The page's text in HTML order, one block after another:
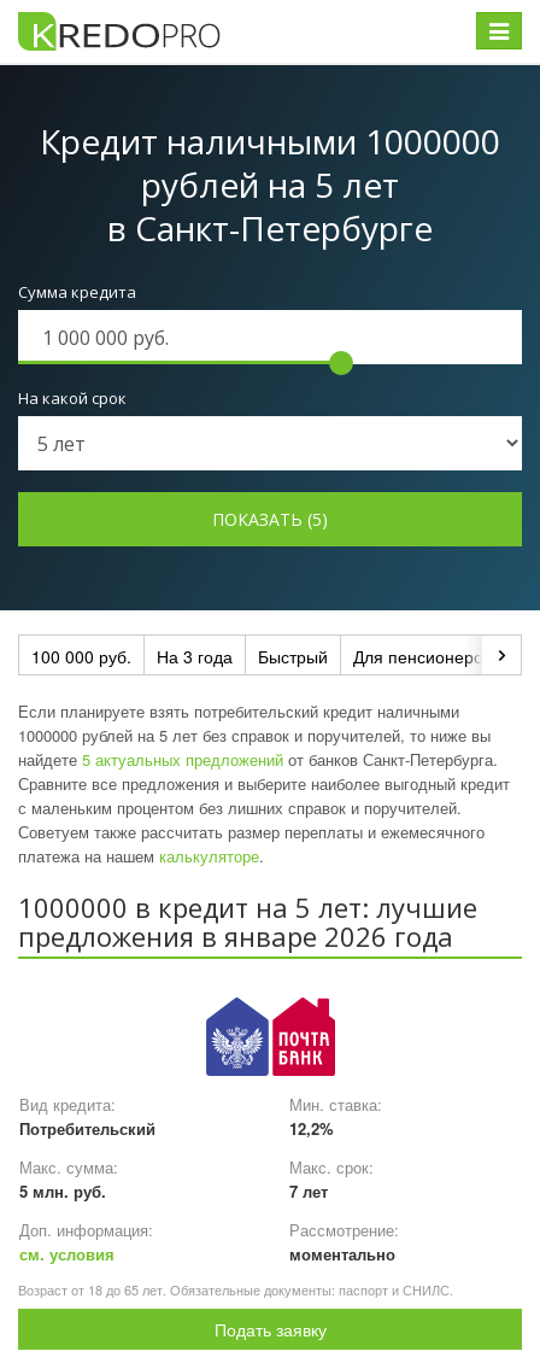
Меню
Кредит наличными 1000000
рублей на 5 лет
в Санкт-Петербурге
Сумма кредита
На какой срок
100 000 руб. На 3 года Быстрый Для пенсионеров
Если планируете взять потребительский кредит наличными
1000000 рублей на 5 лет без справок и поручителей, то ниже вы
найдете 5 актуальных предложений от банков Санкт-Петербурга.
Сравните все предложения и выберите наиболее выгодный кредит
с маленьким процентом без лишних справок и поручителей.
Советуем также рассчитать размер переплаты и ежемесячного
платежа на нашем калькуляторе.
1000000 в кредит на 5 лет: лучшие
предложения в январе 2026 года
Вид кредита:
Потребительский
Мин. ставка:
12,2%
Макс. сумма:
5 млн. руб.
Макс. срок:
7 лет
Доп. информация:
см. условия
Рассмотрение:
моментально
Возраст от 18 до 65 лет. Обязательные документы: паспорт и СНИЛС.
Подать заявку